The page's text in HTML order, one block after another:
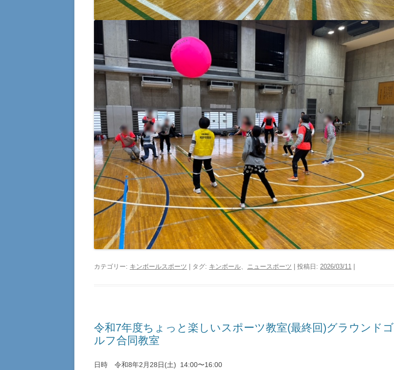
カテゴリー: キンボールスポーツ | タグ: キンボール、 ニュースポーツ | 投稿日: 2026/03/11
令和7年度ちょっと楽しいスポーツ教室(最終回)グラウンドゴ
ルフ合同教室
日時 令和8年2月28日(土) 14:00〜16:00